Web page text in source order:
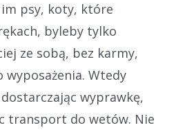
psy, koty, które
byleby tylko
ze sobą, bez karmy,
Wtedy
wyprawkę,
transport do wetów. Nie